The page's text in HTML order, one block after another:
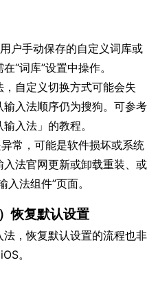
户手动保存的自定义词库或
“词库”设置中操作。
自定义切换方式可能会失
入法顺序仍为搜狗。可参考
入法」的教程。
常，可能是软件损坏或系统
法官网更新或卸载重装、或
法组件”页面。
恢复默认设置
，恢复默认设置的流程也非
。